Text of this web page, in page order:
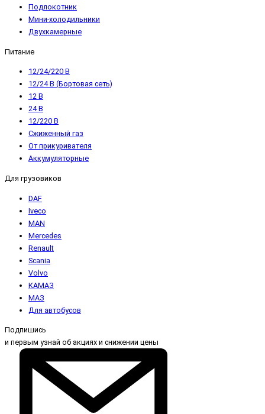
Подлокотник
Мини-холодильники
Двухкамерные
Питание
12/24/220 В
12/24 В (Бортовая сеть)
12 В
24 В
12/220 В
Сжиженный газ
От прикуривателя
Аккумуляторные
Для грузовиков
DAF
Iveco
MAN
Mercedes
Renault
Scania
Volvo
КАМАЗ
МАЗ
Для автобусов
Подпишись
и первым узнай об акциях и снижении цены